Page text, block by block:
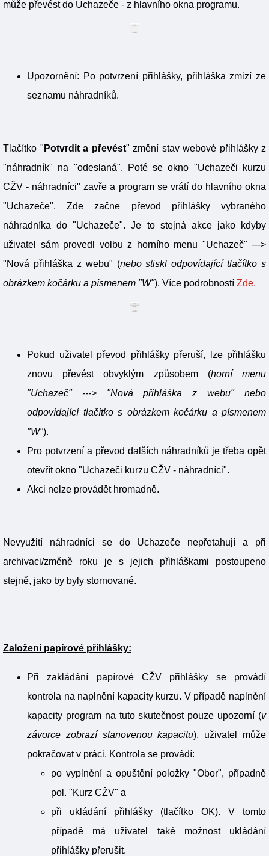
může převést do Uchazeče - z hlavního okna programu.
Upozornění: Po potvrzení přihlášky, přihláška zmizí ze
seznamu náhradníků.
Tlačítko " Potvrdit a převést" změní stav webové přihlášky z
"náhradník" na "odeslaná". Poté se okno "Uchazeči kurzu
CŽV - náhradníci" zavře a program se vrátí do hlavního okna
"Uchazeče". Zde začne převod přihlášky vybraného
náhradníka do "Uchazeče". Je to stejná akce jako kdyby
uživatel sám provedl volbu z horního menu "Uchazeč" --->
"Nová přihláška z webu" (nebo stiskl odpovídající tlačítko s
obrázkem kočárku a písmenem "W"). Více podrobností Zde.
Pokud uživatel převod přihlášky přeruší, lze přihlášku
znovu převést obvyklým způsobem (horní menu
"Uchazeč" ---> "Nová přihláška z webu" nebo
odpovídající tlačítko s obrázkem kočárku a písmenem
"W").
Pro potvrzení a převod dalších náhradníků je třeba opět
otevřít okno "Uchazeči kurzu CŽV - náhradníci".
Akci nelze provádět hromadně.
Nevyužití náhradníci se do Uchazeče nepřetahují a při
archivaci/změně roku je s jejich přihláškami postoupeno
stejně, jako by byly stornované.
Založení papírové přihlášky:
Při zakládání papírové CŽV přihlášky se provádí
kontrola na naplnění kapacity kurzu. V případě naplnění
kapacity program na tuto skutečnost pouze upozorní (v
závorce zobrazí stanovenou kapacitu), uživatel může
pokračovat v práci. Kontrola se provádí:
po vyplnění a opuštění položky "Obor", případně
pol. "Kurz CŽV" a
při ukládání přihlášky (tlačítko OK). V tomto
případě má uživatel také možnost ukládání
přihlášky přerušit.